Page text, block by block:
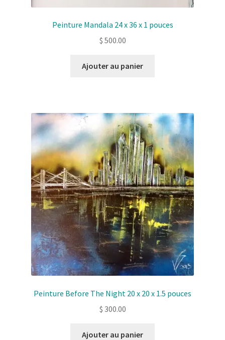
Peinture Mandala 24 x 36 x 1 pouces
$ 500.00
Ajouter au panier
Peinture Before The Night 20 x 20 x 1.5 pouces
$ 300.00
Ajouter au panier